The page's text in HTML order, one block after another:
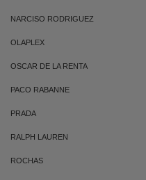
NARCISO RODRIGUEZ
OLAPLEX
OSCAR DE LA RENTA
PACO RABANNE
PRADA
RALPH LAUREN
ROCHAS